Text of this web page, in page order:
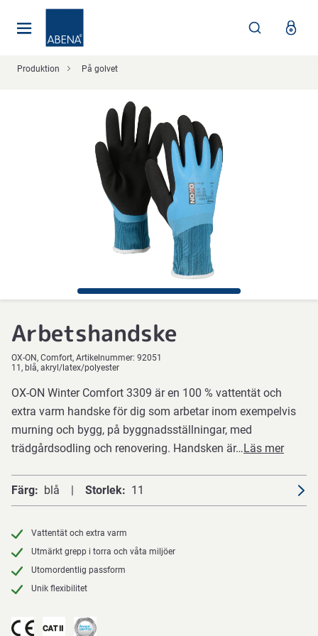
Produktion På golvet
Arbetshandske
OX-ON Comfort Artikelnummer: 92051
11, blå, akryl/latex/polyester
OX-ON Winter Comfort 3309 är en 100 % vattentät och
extra varm handske för dig som arbetar inom exempelvis
murning och bygg, på byggnadsställningar, med
trädgårdsodling och renovering. Handsken är…Läs mer
Färg blå Storlek 11
Vattentät och extra varm
Utmärkt grepp i torra och våta miljöer
Utomordentlig passform
Unik flexibilitet